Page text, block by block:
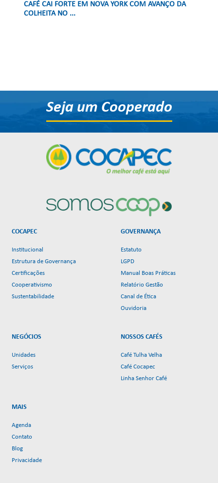
CAFÉ CAI FORTE EM NOVA YORK COM AVANÇO DA
COLHEITA NO ...
Seja um Cooperado
COCAPEC
Institucional
Estrutura de Governança
Certificações
Cooperativismo
Sustentabilidade
GOVERNANÇA
Estatuto
LGPD
Manual Boas Práticas
Relatório Gestão
Canal de Ética
Ouvidoria
NEGÓCIOS
Unidades
Serviços
NOSSOS CAFÉS
Café Tulha Velha
Café Cocapec
Linha Senhor Café
MAIS
Agenda
Contato
Blog
Privacidade